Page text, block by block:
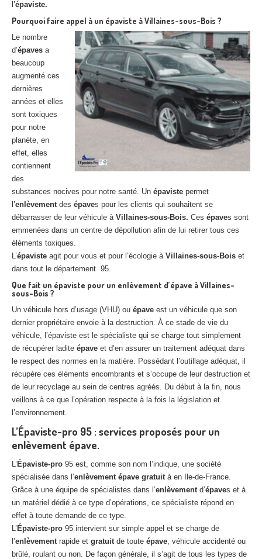
l’épaviste.
Pourquoi faire appel à un épaviste à Villaines-sous-Bois ?
Le nombre
d’épaves a
beaucoup
augmenté ces
dernières
années et elles
sont toxiques
pour notre
planète, en
effet, elles
contiennent
des
substances nocives pour notre santé. Un épaviste permet
l’enlèvement des épaves pour les clients qui souhaitent se
débarrasser de leur véhicule à Villaines-sous-Bois. Ces épaves sont
emmenées dans un centre de dépollution afin de lui retirer tous ces
éléments toxiques.
L’épaviste agit pour vous et pour l’écologie à Villaines-sous-Bois et
dans tout le département 95.
Que fait un épaviste pour un enlèvement d’épave à Villaines-
sous-Bois ?
Un véhicule hors d’usage (VHU) ou épave est un véhicule que son
dernier propriétaire envoie à la destruction. À ce stade de vie du
véhicule, l’épaviste est le spécialiste qui se charge tout simplement
de récupérer ladite épave et d’en assurer un traitement adéquat dans
le respect des normes en la matière. Possédant l’outillage adéquat, il
récupère ces éléments encombrants et s’occupe de leur destruction et
de leur recyclage au sein de centres agréés. Du début à la fin, nous
veillons à ce que l’opération respecte à la fois la législation et
l’environnement.
L’Épaviste-pro 95 : services proposés pour un
enlèvement épave.
L’ Épaviste-pro 95 est, comme son nom l’indique, une société
spécialisée dans l’enlèvement épave gratuit à en Ile-de-France.
Grâce à une équipe de spécialistes dans l’enlèvement d’épaves et à
un matériel dédié à ce type d’opérations, ce spécialiste répond en
effet à toute demande de ce type.
L’ Épaviste-pro 95 intervient sur simple appel et se charge de
l’enlèvement rapide et gratuit de toute épave , véhicule accidenté ou
brûlé, roulant ou non. De façon générale, il s’agit de tous les types de